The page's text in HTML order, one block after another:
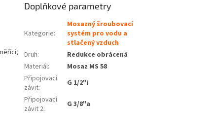
Doplňkové parametry
Kategorie:
Mosazný šroubovací
systém pro vodu a
stlačený vzduch
Druh:
Redukce obrácená
Materiál:
Mosaz MS 58
Připojovací
závit:
G 1/2"i
Připojovací
závit 2: G 3/8"a